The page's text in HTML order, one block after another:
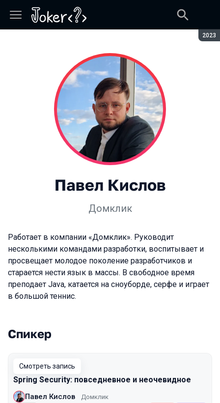
2023
Павел Кислов
Домклик
Работает в компании «Домклик». Руководит
несколькими командами разработки, воспитывает и
просвещает молодое поколение разработчиков и
старается нести язык в массы. В свободное время
преподает Java, катается на сноуборде, серфе и играет
в большой теннис.
Выступления в сезоне 2023
Спикер
Смотреть запись
Spring Security: повседневное и неочевидное
Павел Кислов Домклик